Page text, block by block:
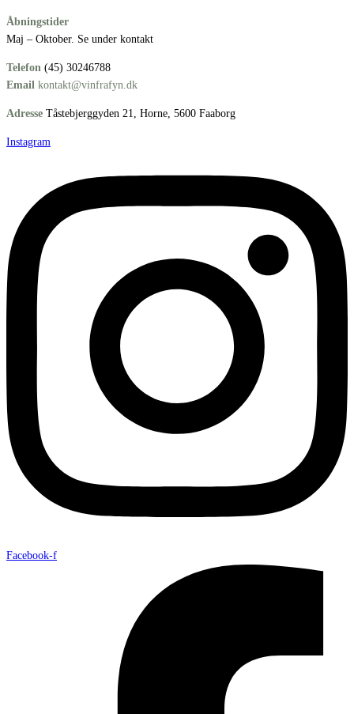
Åbningstider
Maj – Oktober. Se under kontakt
Telefon (45) 30246788
Email kontakt@vinfrafyn.dk
Adresse Tåstebjerggyden 21, Horne, 5600 Faaborg
Instagram
Facebook-f